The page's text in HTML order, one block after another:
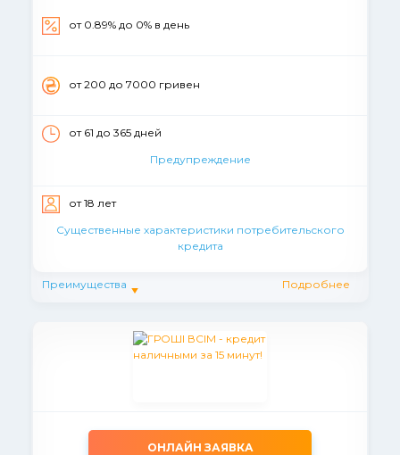
от 0.89% до 0% в день
от 200 до 7000 гривен
от 61 до 365 дней
Предупреждение
от 18 лет
Существенные характеристики потребительского
кредита
Преимущества Подробнее
ОНЛАЙН ЗАЯВКА